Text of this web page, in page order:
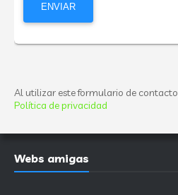
Al utilizar este formulario de
Política de privacidad
Webs amigas